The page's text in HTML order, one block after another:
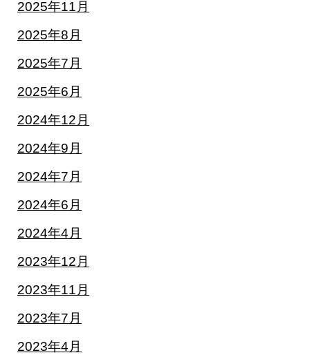
2025年11月
2025年8月
2025年7月
2025年6月
2024年12月
2024年9月
2024年7月
2024年6月
2024年4月
2023年12月
2023年11月
2023年7月
2023年4月